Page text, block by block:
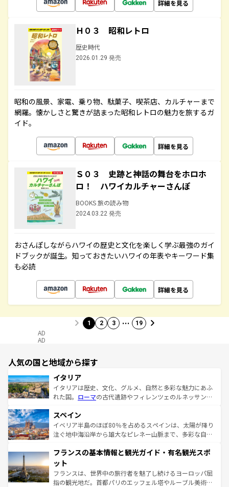
詳細を見る
Ｈ０３ 昭和レトロ
歴史時代
2026.01.29 発売
昭和の風景、家電、乗り物、駄菓子、喫茶店、カルチャーまで
網羅。懐かしさと驚きが詰まった昭和レトロの魅力を旅するガ
イド。
詳細を見る
Ｓ０３ 史跡と神話の舞台をホロホ
ロ！ ハワイカルチャーさんぽ
BOOKS 旅の読み物
2024.03.22 発売
おさんぽしながらハワイの歴史と文化を楽しく学ぶ最強のガイ
ドブックが誕生。知っておきたいハワイの年表やキーワード集
も必読
詳細を見る
1 2 3 … 19
AD
AD
人気の国と地域から探す
イタリア
イタリアは歴史、文化、グルメ、自然と多彩な魅力にあふ
れた国。 ローマの古代遺跡やフィレンツェのルネッサンス
ろん、トスカーナの美しい田園風景やアマルフィ海岸の絶
景など、自然景観も見逃せない。観光の合間には、本場の
ピザやパスタなど、絶品のイタリア料理を堪能することも
ませてくれるイタリアで、忘れられない旅をしてみよう！
なお、新着のイタリア情報は
しい。
スペイン
イベリア半島のほぼ80％を占めるスペインは、太陽が降り
注ぐ地中海沿岸から雄大なピレネー山脈まで、多彩な自然
文化が根付くこの国では、情熱的なフラメンコ、熱気あふ
れる闘牛、そして美味しいタパスが生活の一部となってい
る。首都マドリードの洗練された雰囲気や、バルセロナの
アートに溢れた街角から、地方では古代ローマ遺跡や中世
フランスの基本情報と観光ガイド・有名観光スポ
ット
フランスは、世界中の旅行者を魅了し続けるヨーロッパ屈
指の観光地だ。首都パリのエッフェル塔やルーブル美術館